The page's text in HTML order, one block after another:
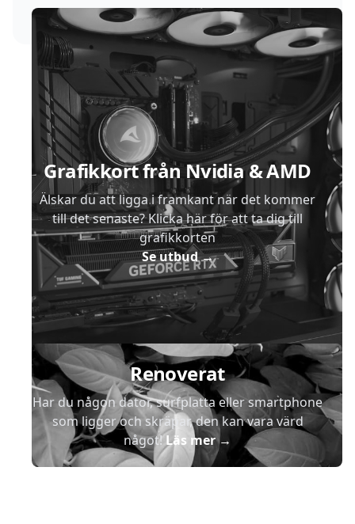
Grafikkort från Nvidia & AMD
Älskar du att ligga i framkant när det kommer
till det senaste? Klicka här för att ta dig till
grafikkorten
Se utbud→
Renoverat
Har du någon dator, surfplatta eller smartphone
som ligger och skräpar, den kan vara värd
något!Läs mer→